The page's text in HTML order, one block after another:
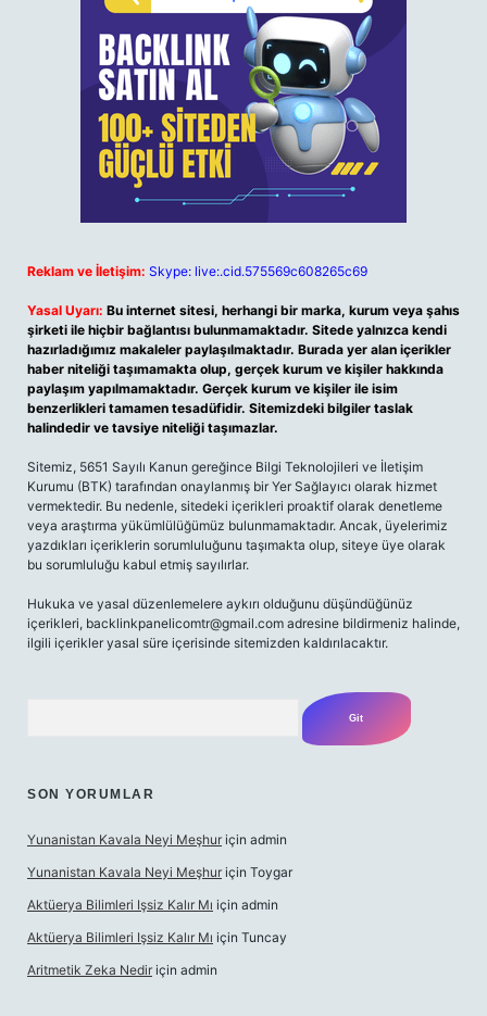
Reklam ve İletişim: Skype: live:.cid.575569c608265c69
Yasal Uyarı: Bu internet sitesi, herhangi bir marka, kurum veya şahıs
şirketi ile hiçbir bağlantısı bulunmamaktadır. Sitede yalnızca kendi
hazırladığımız makaleler paylaşılmaktadır. Burada yer alan içerikler
haber niteliği taşımamakta olup, gerçek kurum ve kişiler hakkında
paylaşım yapılmamaktadır. Gerçek kurum ve kişiler ile isim
benzerlikleri tamamen tesadüfidir. Sitemizdeki bilgiler taslak
halindedir ve tavsiye niteliği taşımazlar.
Sitemiz, 5651 Sayılı Kanun gereğince Bilgi Teknolojileri ve İletişim
Kurumu (BTK) tarafından onaylanmış bir Yer Sağlayıcı olarak hizmet
vermektedir. Bu nedenle, sitedeki içerikleri proaktif olarak denetleme
veya araştırma yükümlülüğümüz bulunmamaktadır. Ancak, üyelerimiz
yazdıkları içeriklerin sorumluluğunu taşımakta olup, siteye üye olarak
bu sorumluluğu kabul etmiş sayılırlar.
Hukuka ve yasal düzenlemelere aykırı olduğunu düşündüğünüz
içerikleri, backlinkpanelicomtr@gmail.com adresine bildirmeniz halinde,
ilgili içerikler yasal süre içerisinde sitemizden kaldırılacaktır.
SON YORUMLAR
Yunanistan Kavala Neyi Meşhur için admin
Yunanistan Kavala Neyi Meşhur için Toygar
Aktüerya Bilimleri Işsiz Kalır Mı için admin
Aktüerya Bilimleri Işsiz Kalır Mı için Tuncay
Aritmetik Zeka Nedir için admin